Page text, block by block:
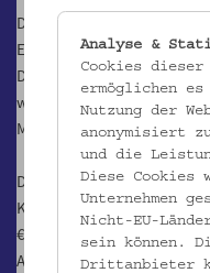
Doch wie sehen diese Dinge
Erkundungstour und auf die
Dornröschen und Co. Nach
werden alle zu tanzenden
Museumsgarten!
Dauer: 70 Min
Kosten: ermäßigt mit
€ 3,– pro Kind / € 5,– pro
Anmeldung erforderlich
Analyse &
Cookies dieser
ermöglichen
Nutzung der
anonymisiert
und die
Diese Cookies
Unternehmen
Nicht-EU-
sein können.
Drittanbieter